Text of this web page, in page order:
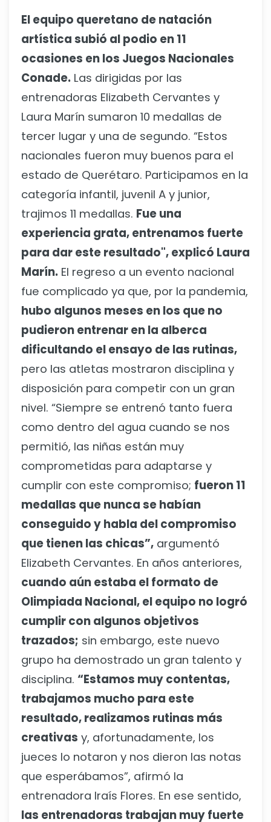
El equipo queretano de natación
artística subió al podio en 11
ocasiones en los Juegos Nacionales
Conade. Las dirigidas por las
entrenadoras Elizabeth Cervantes y
Laura Marín sumaron 10 medallas de
tercer lugar y una de segundo. “Estos
nacionales fueron muy buenos para el
estado de Querétaro. Participamos en la
categoría infantil, juvenil A y junior,
trajimos 11 medallas. Fue una
experiencia grata, entrenamos fuerte
para dar este resultado", explicó Laura
Marín. El regreso a un evento nacional
fue complicado ya que, por la pandemia,
hubo algunos meses en los que no
pudieron entrenar en la alberca
dificultando el ensayo de las rutinas,
pero las atletas mostraron disciplina y
disposición para competir con un gran
nivel. “Siempre se entrenó tanto fuera
como dentro del agua cuando se nos
permitió, las niñas están muy
comprometidas para adaptarse y
cumplir con este compromiso; fueron 11
medallas que nunca se habían
conseguido y habla del compromiso
que tienen las chicas”, argumentó
Elizabeth Cervantes. En años anteriores,
cuando aún estaba el formato de
Olimpiada Nacional, el equipo no logró
cumplir con algunos objetivos
trazados; sin embargo, este nuevo
grupo ha demostrado un gran talento y
disciplina. “Estamos muy contentas,
trabajamos mucho para este
resultado, realizamos rutinas más
creativas y, afortunadamente, los
jueces lo notaron y nos dieron las notas
que esperábamos”, afirmó la
entrenadora Iraís Flores. En ese sentido,
las entrenadoras trabajan muy fuerte